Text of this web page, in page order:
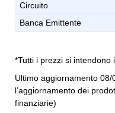
Circuito
Banca Emittente
*Tutti i prezzi si intendono
Ultimo aggiornamento
l’aggiornamento dei
finanziarie)